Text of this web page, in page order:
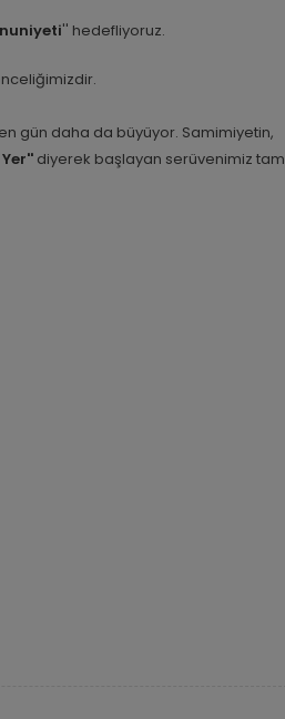
'' hedefliyoruz.
gün daha da büyüyor. Samimiyetin,
diyerek başlayan serüvenimiz tam